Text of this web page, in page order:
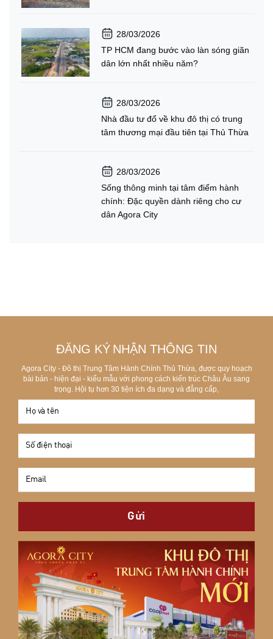
28/03/2026
TP HCM đang bước vào làn sóng giãn
dân lớn nhất nhiều năm?
28/03/2026
Nhà đầu tư đổ về khu đô thị có trung
tâm thương mại đầu tiên tại Thủ Thừa
28/03/2026
Sống thông minh tại tâm điểm hành
chính: Đặc quyền dành riêng cho cư
dân Agora City
ĐĂNG KÝ NHẬN THÔNG TIN
Agora City - Đô thị Trung Tâm Hành Chính Thủ Thừa, được quy hoạch
bài bản - hiện đại - kiểu mẫu với phong cách kiến trúc Châu Âu sang
trọng. Hội tụ hơn 30 tiện ích đa dạng và đẳng cấp,